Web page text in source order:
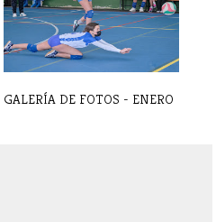
GALERÍA DE FOTOS - ENERO